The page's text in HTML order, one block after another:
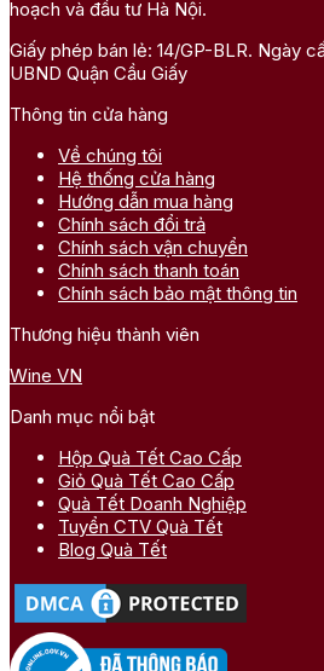
hoạch và đầu tư Hà Nội.
Giấy phép bán lẻ: 14/GP-BLR. Ngày
UBND Quận Cầu Giấy
Thông tin cửa hàng
Về chúng tôi
Hệ thống cửa hàng
Hướng dẫn mua hàng
Chính sách đổi trả
Chính sách vận chuyển
Chính sách thanh toán
Chính sách bảo mật thông tin
Thương hiệu thành viên
Wine VN
Danh mục nổi bật
Hộp Quà Tết Cao Cấp
Giỏ Quà Tết Cao Cấp
Quà Tết Doanh Nghiệp
Tuyển CTV Quà Tết
Blog Quà Tết